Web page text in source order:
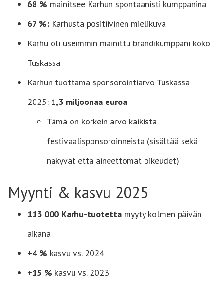
68 % mainitsee Karhun spontaanisti kumppanina
67 %: Karhusta positiivinen mielikuva
Karhu oli useimmin mainittu brändikumppani koko
Tuskassa
Karhun tuottama sponsorointiarvo Tuskassa
2025: 1,3 miljoonaa euroa
Tämä on korkein arvo kaikista
festivaalisponsoroinneista (sisältää sekä
näkyvät että aineettomat oikeudet)
Myynti & kasvu 2025
113 000 Karhu-tuotetta myyty kolmen päivän
aikana
+4 % kasvu vs. 2024
+15 % kasvu vs. 2023